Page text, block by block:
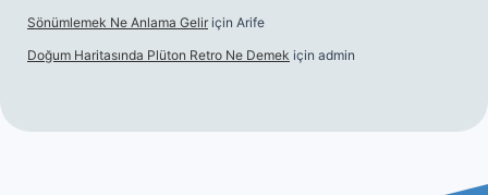
Sönümlemek Ne Anlama Gelir için Arife
Doğum Haritasında Plüton Retro Ne Demek için admin